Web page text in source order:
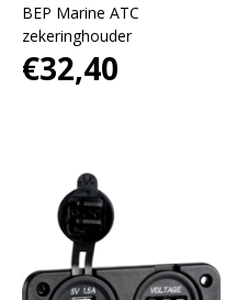
BEP Marine ATC
zekeringhouder
€32,40